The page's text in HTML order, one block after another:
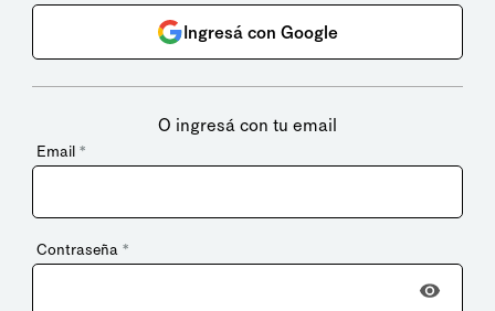
Ingresá con Google
O ingresá con tu email
Email *
Contraseña *